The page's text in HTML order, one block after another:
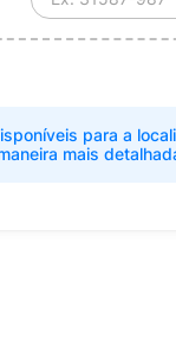
para a
mais